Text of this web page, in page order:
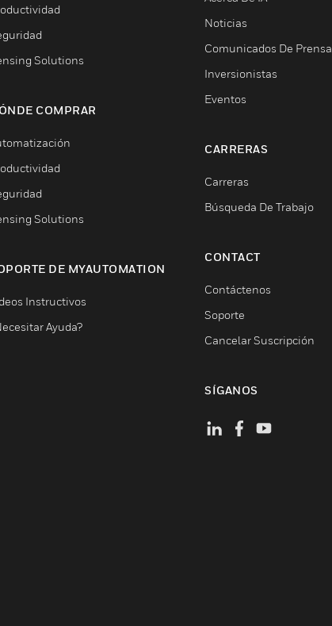
Solutions
COMPRAR
Solutions
DE MYAUTOMATION
Instructivos
Ayuda?
Noticias
Comunicados De Prensa
Inversionistas
Eventos
CARRERAS
Carreras
Búsqueda De Trabajo
CONTACT
Contáctenos
Soporte
Cancelar Suscripción
SÍGANOS